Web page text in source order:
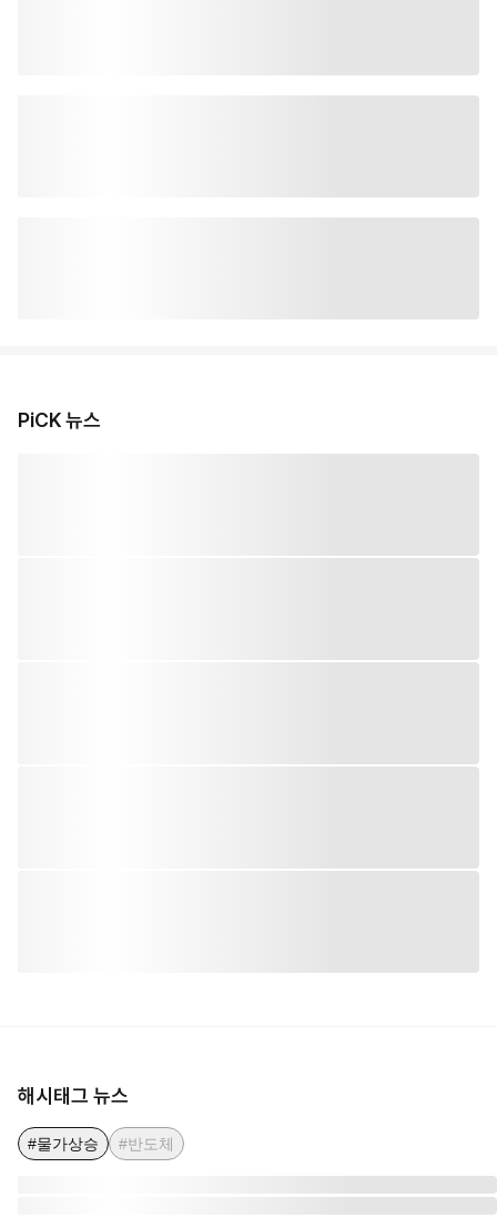
PiCK 뉴스
해시태그 뉴스
#물가상승 #반도체